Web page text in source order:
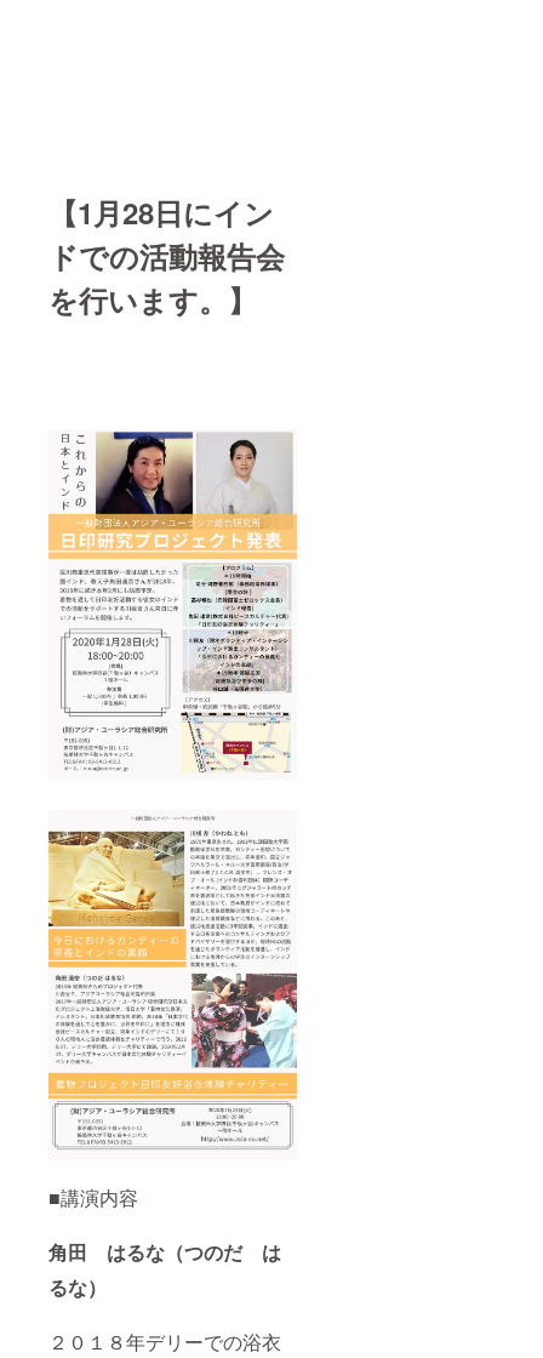
【1月28日にイン
ドでの活動報告会
を行います。】
■講演内容
角田 はるな（つのだ は
るな）
２０１８年デリーでの浴衣